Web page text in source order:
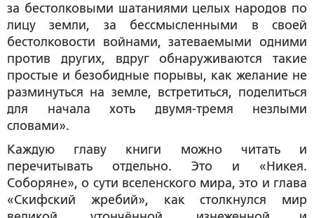
за бестолковыми шатаниями целых народов по
лицу земли, за бессмысленными в своей
бестолковости войнами, затеваемыми одними
против других, вдруг обнаруживаются такие
простые и безобидные порывы, как желание не
разминуться на земле, встретиться, поделиться
для начала хоть двумя-тремя незлыми
словами».
Каждую главу книги можно читать и
перечитывать отдельно. Это и «Никея.
Соборяне», о сути вселенского мира, это и глава
«Скифский жребий», как столкнулся мир